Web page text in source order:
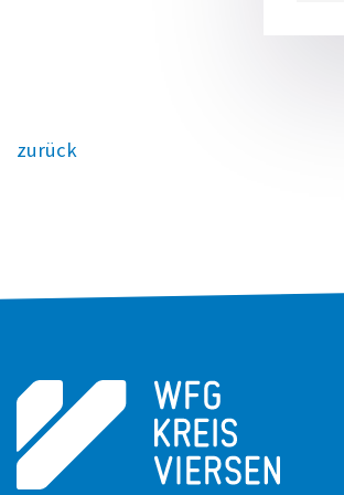
zurück